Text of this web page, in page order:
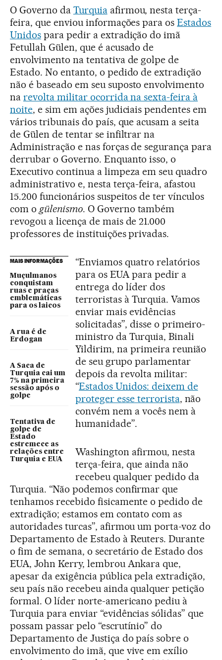
O Governo da Turquiaafirmou, nesta terça-
feira, que enviou informações para osEstados
Unidospara pedir a extradição do imã
Fetullah Gülen, que é acusado de
envolvimento na tentativa de golpe de
Estado. No entanto, o pedido de extradição
não é baseado em seu suposto envolvimento
na revolta militar ocorrida na sexta-feira à
noite, e sim em ações judiciais pendentes em
vários tribunais do país, que acusam a seita
de Gülen de tentar se infiltrar na
Administração e nas forças de segurança para
derrubar o Governo. Enquanto isso, o
Executivo continua a limpeza em seu quadro
administrativo e, nesta terça-feira, afastou
15.200 funcionários suspeitos de ter vínculos
com o gülenismo. O Governo também
revogou a licença de mais de 21.000
professores de instituições privadas.
MAIS INFORMAÇÕES
Muçulmanos
conquistam
ruas e praças
emblemáticas
para os laicos
A rua é de
Erdogan
A Saca de
Turquia cai um
7% na primeira
sessão após o
golpe
Tentativa de
golpe de
Estado
estremece as
relações entre
Turquia e EUA
“Enviamos quatro relatórios
para os EUA para pedir a
entrega do líder dos
terroristas à Turquia. Vamos
enviar mais evidências
solicitadas”, disse o primeiro-
ministro da Turquia, Binali
Yildirim, na primeira reunião
de seu grupo parlamentar
depois da revolta militar:
“Estados Unidos: deixem de
proteger esse terrorista, não
convém nem a vocês nem à
humanidade”.
Washington afirmou, nesta
terça-feira, que ainda não
recebeu qualquer pedido da
Turquia. “Não podemos confirmar que
tenhamos recebido fisicamente o pedido de
extradição; estamos em contato com as
autoridades turcas”, afirmou um porta-voz do
Departamento de Estado à Reuters. Durante
o fim de semana, o secretário de Estado dos
EUA, John Kerry, lembrou Ankara que,
apesar da exigência pública pela extradição,
seu país não recebeu ainda qualquer petição
formal. O líder norte-americano pediu à
Turquia para enviar “evidências sólidas” que
possam passar pelo “escrutínio” do
Departamento de Justiça do país sobre o
envolvimento do imã, que vive em exílio